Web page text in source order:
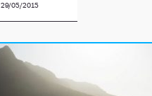
29/05/2015